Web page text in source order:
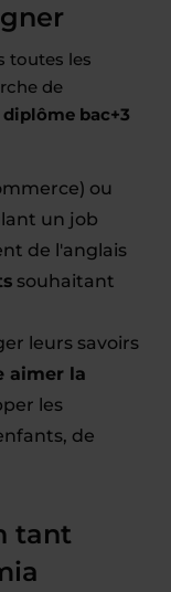
toutes les
de
bac+3
ou
un job
de l'anglais
souhaitant
leurs savoirs
aimer la
les
de
tant